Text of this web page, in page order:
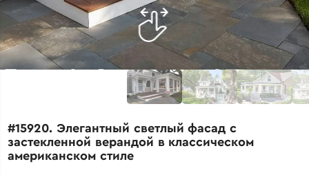
#15920. Элегантный светлый фасад с
застекленной верандой в классическом
американском стиле